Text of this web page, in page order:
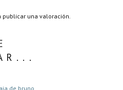
publicar una valoración.